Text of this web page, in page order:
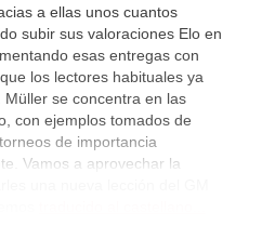
a ellas unos cuantos
subir sus valoraciones Elo en
esas entregas con
los lectores habituales ya
se concentra en las
con ejemplos tomados de
de importancia
Vamos a aprovechar la